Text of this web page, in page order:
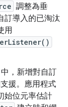
調整為垂
訂導入的已淘汰
用
中，新增對自訂
援。應用程式
始位元率估計